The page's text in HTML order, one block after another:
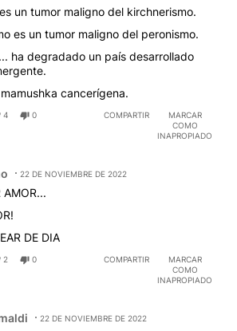
un tumor maligno del kirchnerismo.
es un tumor maligno del peronismo.
ha degradado un país desarrollado
cancerígena.
4 0 COMPARTIR
MARCAR
COMO
INAPROPIADO
22 DE NOVIEMBRE DE 2022
AMOR...
DE DIA
2 0 COMPARTIR
MARCAR
COMO
INAPROPIADO
22 DE NOVIEMBRE DE 2022